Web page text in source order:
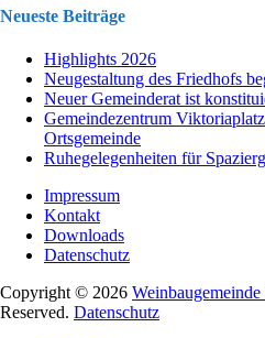
Neueste Beiträge
Highlights 2026
Neugestaltung des Friedhofs
Neuer Gemeinderat ist
Gemeindezentrum
Ortsgemeinde
Ruhegelegenheiten für
Impressum
Kontakt
Downloads
Datenschutz
Copyright © 2026
Reserved. Datenschutz